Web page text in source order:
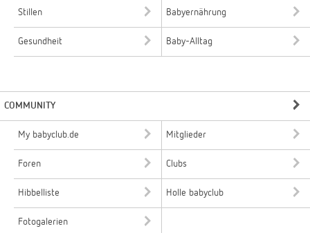
Stillen Babyernährung
Gesundheit Baby-Alltag
COMMUNITY
My babyclub.de Mitglieder
Foren Clubs
Hibbelliste Holle babyclub
Fotogalerien